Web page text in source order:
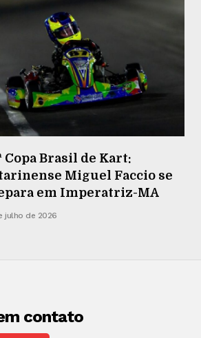
Copa Brasil de Kart:
Miguel Faccio se
em Imperatriz-MA
julho de 2026
contato